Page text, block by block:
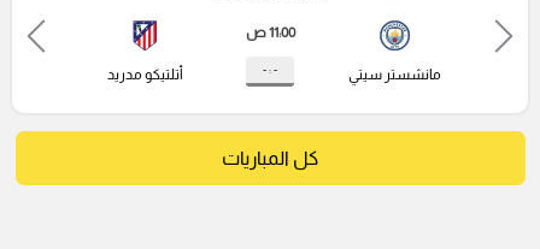
مانشستر سيتي
11:00 ص
- : - أتلتيكو مدريد
كل المباريات